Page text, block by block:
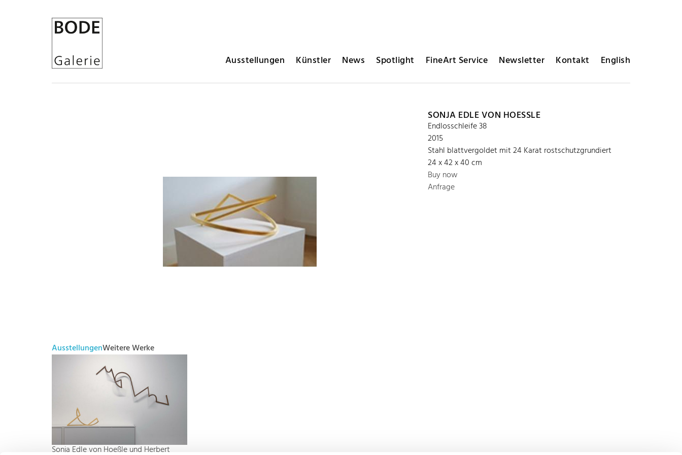
Ausstellungen Künstler News Spotlight FineArt Service Newsletter Kontakt English
SONJA EDLE VON HOESSLE
Endlosschleife 38
2015
Stahl blattvergoldet mit 24 Karat rostschutzgrundiert
24 x 42 x 40 cm
Buy now
Anfrage
AusstellungenWeitere Werke
Sonja Edle von Hoeßle und Herbert